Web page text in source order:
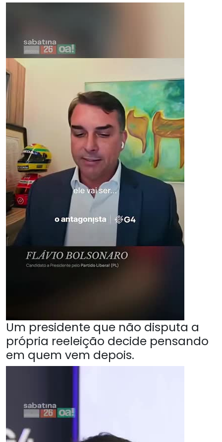
Um presidente que não disputa a
própria reeleição decide pensando
em quem vem depois.